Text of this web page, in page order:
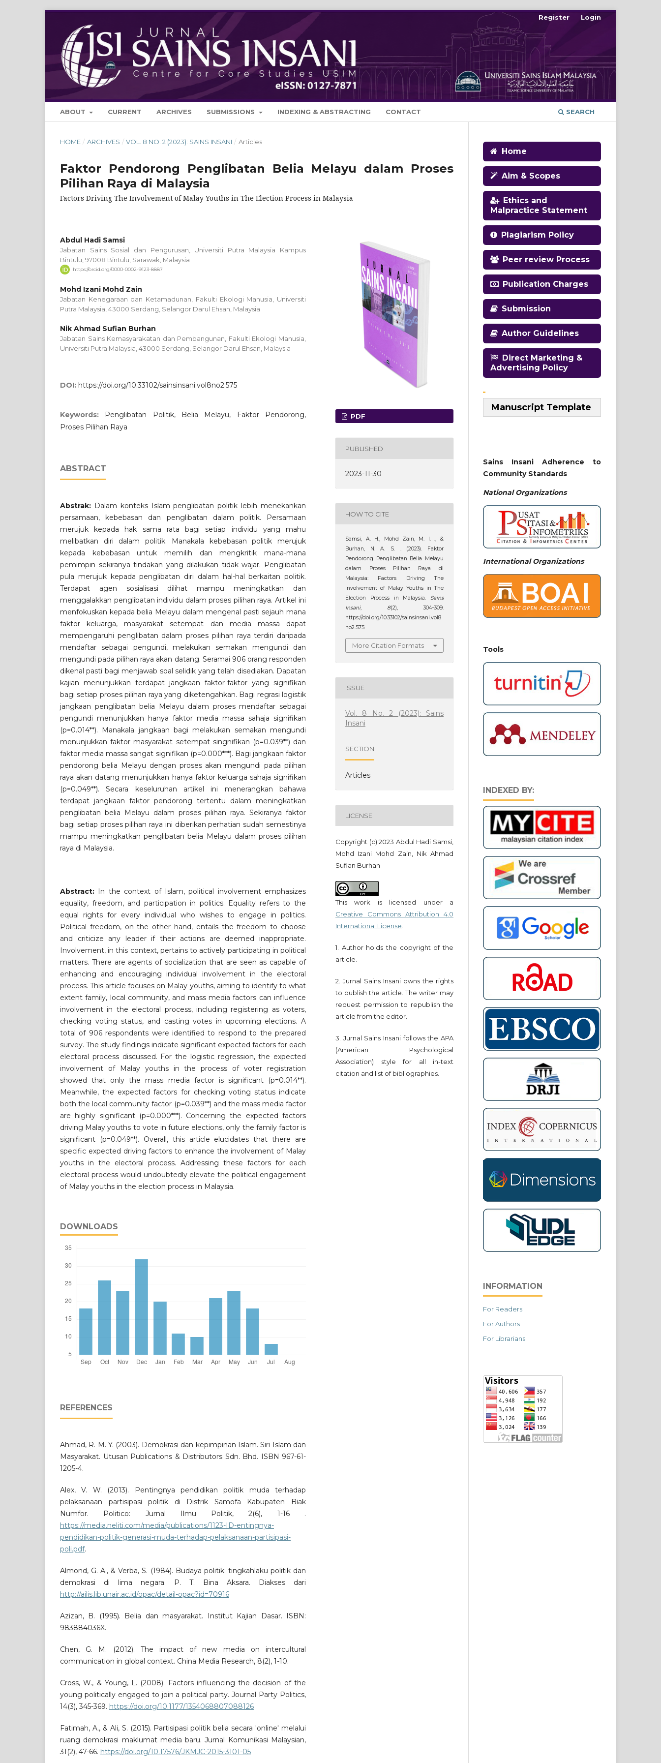
ABOUT CURRENT ARCHIVES SUBMISSIONS INDEXING & ABSTRACTING CONTACT SEARCH
Register Login
HOME / ARCHIVES / VOL. 8 NO. 2 (2023): SAINS INSANI / Articles
Faktor Pendorong Penglibatan Belia Melayu dalam Proses
Pilihan Raya di Malaysia
Factors Driving The Involvement of Malay Youths in The Election Process in Malaysia
Abdul Hadi Samsi
Jabatan Sains Sosial dan Pengurusan, Universiti Putra Malaysia Kampus
Bintulu, 97008 Bintulu, Sarawak, Malaysia
https://orcid.org/0000-0002-9123-8887
Mohd Izani Mohd Zain
Jabatan Kenegaraan dan Ketamadunan, Fakulti Ekologi Manusia, Universiti
Putra Malaysia, 43000 Serdang, Selangor Darul Ehsan, Malaysia
Nik Ahmad Sufian Burhan
Jabatan Sains Kemasyarakatan dan Pembangunan, Fakulti Ekologi Manusia,
Universiti Putra Malaysia, 43000 Serdang, Selangor Darul Ehsan, Malaysia
DOI: https://doi.org/10.33102/sainsinsani.vol8no2.575
Keywords:
Penglibatan Politik, Belia Melayu, Faktor Pendorong,
Proses Pilihan Raya
ABSTRACT
Abstrak: Dalam konteks Islam penglibatan politik lebih menekankan
persamaan, kebebasan dan penglibatan dalam politik. Persamaan
merujuk kepada hak sama rata bagi setiap individu yang mahu
melibatkan diri dalam politik. Manakala kebebasan politik merujuk
kepada kebebasan untuk memilih dan mengkritik mana-mana
pemimpin sekiranya tindakan yang dilakukan tidak wajar. Penglibatan
pula merujuk kepada penglibatan diri dalam hal-hal berkaitan politik.
Terdapat agen sosialisasi dilihat mampu meningkatkan dan
menggalakkan penglibatan individu dalam proses pilihan raya. Artikel ini
menfokuskan kepada belia Melayu dalam mengenal pasti sejauh mana
faktor keluarga, masyarakat setempat dan media massa dapat
mempengaruhi penglibatan dalam proses pilihan raya terdiri daripada
mendaftar sebagai pengundi, melakukan semakan mengundi dan
mengundi pada pilihan raya akan datang. Seramai 906 orang responden
dikenal pasti bagi menjawab soal selidik yang telah disediakan. Dapatan
kajian menunjukkan terdapat jangkaan faktor-faktor yang signifikan
bagi setiap proses pilihan raya yang diketengahkan. Bagi regrasi logistik
jangkaan penglibatan belia Melayu dalam proses mendaftar sebagai
pengundi menunjukkan hanya faktor media massa sahaja signifikan
(p=0.014**). Manakala jangkaan bagi melakukan semakan mengundi
menunjukkan faktor masyarakat setempat singnifikan (p=0.039**) dan
faktor media massa sangat signifikan (p=0.000***). Bagi jangkaan faktor
pendorong belia Melayu dengan proses akan mengundi pada pilihan
raya akan datang menunjukkan hanya faktor keluarga sahaja signifikan
(p=0.049**). Secara keseluruhan artikel ini menerangkan bahawa
terdapat jangkaan faktor pendorong tertentu dalam meningkatkan
penglibatan belia Melayu dalam proses pilihan raya. Sekiranya faktor
bagi setiap proses pilihan raya ini diberikan perhatian sudah semestinya
mampu meningkatkan penglibatan belia Melayu dalam proses pilihan
raya di Malaysia.
Abstract: In the context of Islam, political involvement emphasizes
equality, freedom, and participation in politics. Equality refers to the
equal rights for every individual who wishes to engage in politics.
Political freedom, on the other hand, entails the freedom to choose
and criticize any leader if their actions are deemed inappropriate.
Involvement, in this context, pertains to actively participating in political
matters. There are agents of socialization that are seen as capable of
enhancing and encouraging individual involvement in the electoral
process. This article focuses on Malay youths, aiming to identify to what
extent family, local community, and mass media factors can influence
involvement in the electoral process, including registering as voters,
checking voting status, and casting votes in upcoming elections. A
total of 906 respondents were identified to respond to the prepared
survey. The study findings indicate significant expected factors for each
electoral process discussed. For the logistic regression, the expected
involvement of Malay youths in the process of voter registration
showed that only the mass media factor is significant (p=0.014**).
Meanwhile, the expected factors for checking voting status indicate
both the local community factor (p=0.039**) and the mass media factor
are highly significant (p=0.000***). Concerning the expected factors
driving Malay youths to vote in future elections, only the family factor is
significant (p=0.049**). Overall, this article elucidates that there are
specific expected driving factors to enhance the involvement of Malay
youths in the electoral process. Addressing these factors for each
electoral process would undoubtedly elevate the political engagement
of Malay youths in the election process in Malaysia.
DOWNLOADS
REFERENCES
Ahmad, R. M. Y. (2003). Demokrasi dan kepimpinan Islam. Siri Islam dan
Masyarakat. Utusan Publications & Distributors Sdn. Bhd. ISBN 967-61-
1205-4.
Alex, V. W. (2013). Pentingnya pendidikan politik muda terhadap
pelaksanaan partisipasi politik di Distrik Samofa Kabupaten Biak
Numfor. Politico: Jurnal Ilmu Politik, 2(6), 1-16 .
https://media.neliti.com/media/publications/1123-ID-entingnya-
pendidikan-politik-generasi-muda-terhadap-pelaksanaan-partisipasi-
poli.pdf.
Almond, G. A., & Verba, S. (1984). Budaya politik: tingkahlaku politik dan
demokrasi di lima negara. P. T. Bina Aksara. Diakses dari
http://ailis.lib.unair.ac.id/opac/detail-opac?id=70916
Azizan, B. (1995). Belia dan masyarakat. Institut Kajian Dasar. ISBN:
983884036X.
Chen, G. M. (2012). The impact of new media on intercultural
communication in global context. China Media Research, 8(2), 1-10.
Cross, W., & Young, L. (2008). Factors influencing the decision of the
young politically engaged to join a political party. Journal Party Politics,
14(3), 345-369. https://doi.org/10.1177/1354068807088126
Fatimah, A., & Ali, S. (2015). Partisipasi politik belia secara 'online' melalui
ruang demokrasi maklumat media baru. Jurnal Komunikasi Malaysian,
31(2), 47-66. https://doi.org/10.17576/JKMJC-2015-3101-05
PDF
PUBLISHED
2023-11-30
HOW TO CITE
Samsi, A. H., Mohd Zain, M. I. ., &
Burhan, N. A. S. . (2023). Faktor
Pendorong Penglibatan Belia Melayu
dalam Proses Pilihan Raya di
Malaysia: Factors Driving The
Involvement of Malay Youths in The
Election Process in Malaysia. Sains
Insani, 8(2), 304–309.
https://doi.org/10.33102/sainsinsani.vol8
no2.575
More Citation Formats
ISSUE
Vol. 8 No. 2 (2023): Sains
Insani
SECTION
Articles
LICENSE
Copyright (c) 2023 Abdul Hadi Samsi,
Mohd Izani Mohd Zain, Nik Ahmad
Sufian Burhan
This work is licensed under a
Creative Commons Attribution 4.0
International License
1. Author holds the copyright of the
article.
2. Jurnal Sains Insani owns the rights
to publish the article. The writer may
request permission to republish the
article from the editor.
3. Jurnal Sains Insani follows the APA
(American Psychological
Association) style for all in-text
citation and list of bibliographies.
Home
Aim & Scopes
Ethics and
Malpractice Statement
Plagiarism Policy
Peer review Process
Publication Charges
Submission
Author Guidelines
Direct Marketing &
Advertising Policy
Manuscript Template
Sains Insani Adherence to
Community Standards
National Organizations
International Organizations
Tools
INDEXED BY:
INFORMATION
For Readers
For Authors
For Librarians